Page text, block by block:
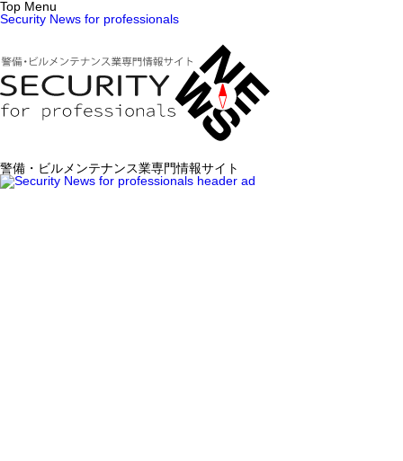
Top Menu
Security News for professionals
警備・ビルメンテナンス業専門情報サイト